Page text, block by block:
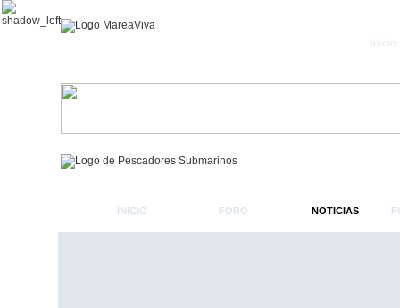
INICIO FORO NOTICIAS